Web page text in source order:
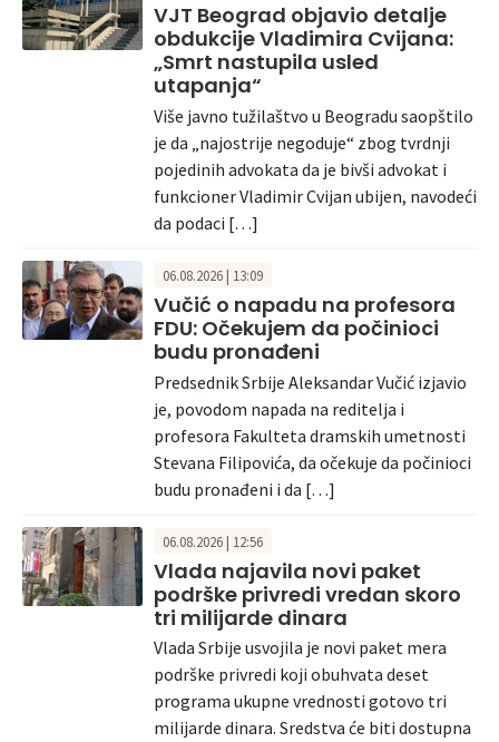
VJT Beograd objavio detalje
obdukcije Vladimira Cvijana:
„Smrt nastupila usled
utapanja“
Više javno tužilaštvo u Beogradu saopštilo
je da „najostrije negoduje“ zbog tvrdnji
pojedinih advokata da je bivši advokat i
funkcioner Vladimir Cvijan ubijen, navodeći
da podaci […]
06.08.2026 | 13:09
Vučić o napadu na profesora
FDU: Očekujem da počinioci
budu pronađeni
Predsednik Srbije Aleksandar Vučić izjavio
je, povodom napada na reditelja i
profesora Fakulteta dramskih umetnosti
Stevana Filipovića, da očekuje da počinioci
budu pronađeni i da […]
06.08.2026 | 12:56
Vlada najavila novi paket
podrške privredi vredan skoro
tri milijarde dinara
Vlada Srbije usvojila je novi paket mera
podrške privredi koji obuhvata deset
programa ukupne vrednosti gotovo tri
milijarde dinara. Sredstva će biti dostupna